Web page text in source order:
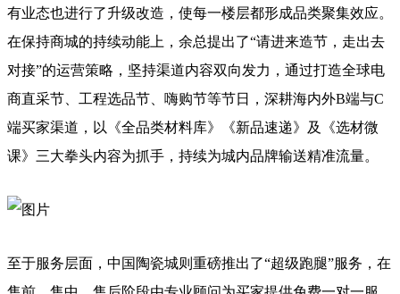
有业态也进行了升级改造，使每一楼层都形成品类聚集效应。
在保持商城的持续动能上，余总提出了“请进来造节，走出去
对接”的运营策略，坚持渠道内容双向发力，通过打造全球电
商直采节、工程选品节、嗨购节等节日，深耕海内外B端与C
端买家渠道，以《全品类材料库》《新品速递》及《选材微
课》三大拳头内容为抓手，持续为城内品牌输送精准流量。
至于服务层面，中国陶瓷城则重磅推出了“超级跑腿”服务，在